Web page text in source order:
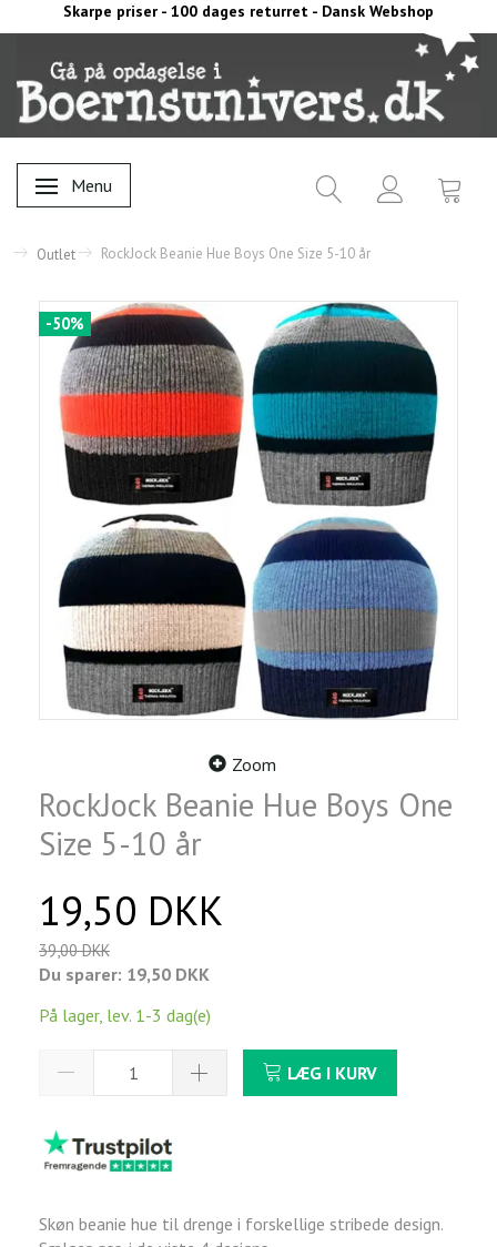
Skarpe priser - 100 dages returret - Dansk Webshop
Skifte navigation
Menu
Outlet RockJock Beanie Hue Boys One Size 5-10 år
-50%
Zoom
RockJock Beanie Hue Boys One
Size 5-10 år
19,50 DKK
39,00 DKK
Du sparer: 19,50 DKK
På lager, lev. 1-3 dag(e)
LÆG I KURV
Skøn beanie hue til drenge i forskellige stribede design.